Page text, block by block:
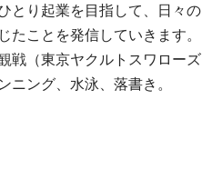
とり起業を目指して、日々の
たことを発信していきます。
戦（東京ヤクルトスワローズ
ニング、水泳、落書き。